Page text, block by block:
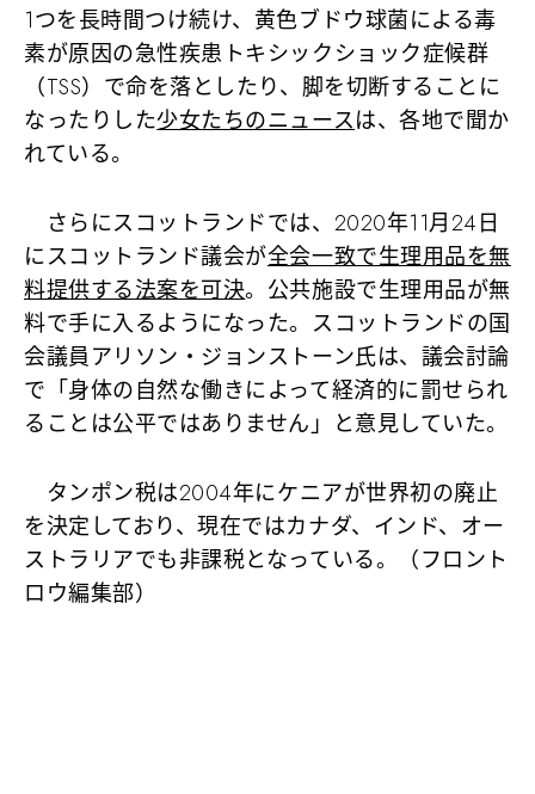
1つを長時間つけ続け、黄色ブドウ球菌による毒
素が原因の急性疾患トキシックショック症候群
（TSS）で命を落としたり、脚を切断することに
なったりした少女たちのニュースは、各地で聞か
れている。
さらにスコットランドでは、2020年11月24日
にスコットランド議会が全会一致で生理用品を無
料提供する法案を可決。公共施設で生理用品が無
料で手に入るようになった。スコットランドの国
会議員アリソン・ジョンストーン氏は、議会討論
で「身体の自然な働きによって経済的に罰せられ
ることは公平ではありません」と意見していた。
タンポン税は2004年にケニアが世界初の廃止
を決定しており、現在ではカナダ、インド、オー
ストラリアでも非課税となっている。（フロント
ロウ編集部）